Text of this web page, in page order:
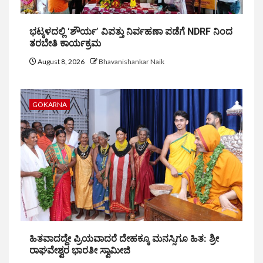
ಭಟ್ಕಳದಲ್ಲಿ ‘ಶೌರ್ಯ’ ವಿಪತ್ತು ನಿರ್ವಹಣಾ ಪಡೆಗೆ NDRF ನಿಂದ
ತರಬೇತಿ ಕಾರ್ಯಕ್ರಮ
August 8, 2026 Bhavanishankar Naik
GOKARNA
ಹಿತವಾದದ್ದೇ ಪ್ರಿಯವಾದರೆ ದೇಹಕ್ಕೂ ಮನಸ್ಸಿಗೂ ಹಿತ: ಶ್ರೀ
ರಾಘವೇಶ್ವರ ಭಾರತೀ ಸ್ವಾಮೀಜಿ